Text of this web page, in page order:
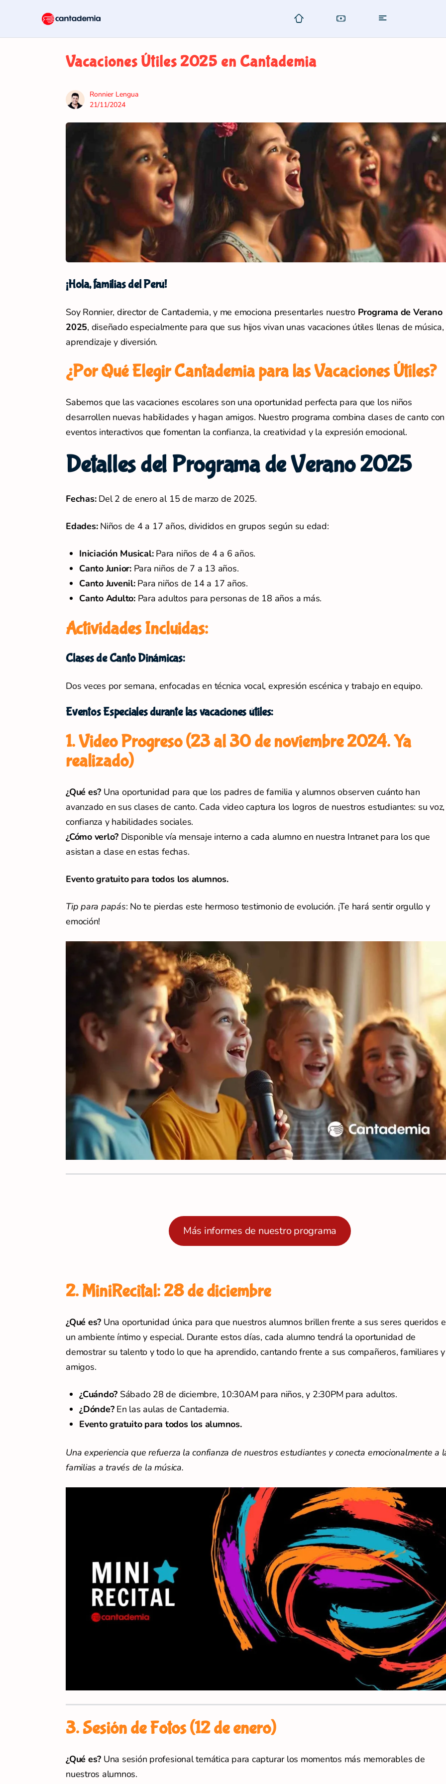
Vacaciones Útiles 2025 en Cantademia
Ronnier Lengua
21/11/2024
¡Hola, familias del Perú!
Soy Ronnier, director de Cantademia, y me emociona presentarles nuestro Programa de Verano
2025, diseñado especialmente para que sus hijos vivan unas vacaciones útiles llenas de música,
aprendizaje y diversión.
¿Por Qué Elegir Cantademia para las Vacaciones Útiles?
Sabemos que las vacaciones escolares son una oportunidad perfecta para que los niños
desarrollen nuevas habilidades y hagan amigos. Nuestro programa combina clases de canto con
eventos interactivos que fomentan la confianza, la creatividad y la expresión emocional.
Detalles del Programa de Verano 2025
Fechas:Del 2 de enero al 15 de marzo de 2025.
Edades:Niños de 4 a 17 años, divididos en grupos según su edad:
Iniciación Musical:Para niños de 4 a 6 años.
Canto Junior:Para niños de 7 a 13 años.
Canto Juvenil:Para niños de 14 a 17 años.
Canto Adulto:Para adultos para personas de 18 años a más.
Actividades Incluidas:
Clases de Canto Dinámicas:
Dos veces por semana, enfocadas en técnica vocal, expresión escénica y trabajo en equipo.
Eventos Especiales durante las vacaciones útiles:
1. Video Progreso (23 al 30 de noviembre 2024. Ya
realizado)
¿Qué es? Una oportunidad para que los padres de familia y alumnos observen cuánto han
avanzado en sus clases de canto. Cada video captura los logros de nuestros estudiantes: su voz,
confianza y habilidades sociales.
¿Cómo verlo? Disponible vía mensaje interno a cada alumno en nuestra Intranet para los que
asistan a clase en estas fechas.
Evento gratuito para todos los alumnos.
Tip para papás: No te pierdas este hermoso testimonio de evolución. ¡Te hará sentir orgullo y
emoción!
Más informes de nuestro programa
2. MiniRecital: 28 de diciembre
¿Qué es? Una oportunidad única para que nuestros alumnos brillen frente a sus seres queridos
un ambiente íntimo y especial. Durante estos días, cada alumno tendrá la oportunidad de
demostrar su talento y todo lo que ha aprendido, cantando frente a sus compañeros, familiares y
amigos.
¿Cuándo? Sábado 28 de diciembre, 10:30AM para niños, y 2:30PM para adultos.
¿Dónde?En las aulas de Cantademia.
Evento gratuito para todos los alumnos.
Una experiencia que refuerza la confianza de nuestros estudiantes y conecta emocionalmente a
familias a través de la música.
3. Sesión de Fotos (12 de enero)
¿Qué es? Una sesión profesional temática para capturar los momentos más memorables de
nuestros alumnos.